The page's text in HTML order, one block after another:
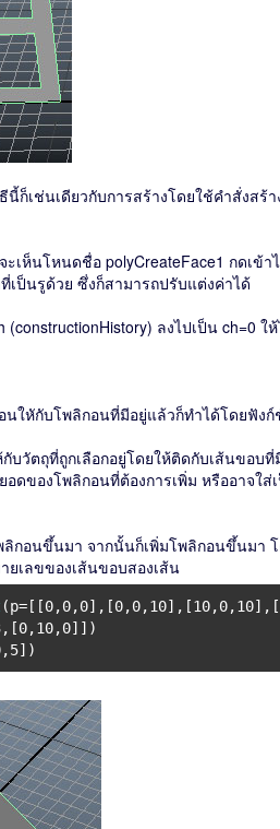
ก็เช่นเดียวกับการสร้างโดยใช้คำสั่งส
ะเห็นโหนดชื่อ polyCreateFace1 กดเข้
เป็นรูด้วย ซึ่งก็สามารถปรับแต่งค่าได้
ลงไปเป็น ch=0
นใหักับโพลิกอนที่มีอยู่แล้วก็ทำได้โดยฟังก์
บวัตถุที่ถูกเลือกอยู่โดยให้ติดกับเส้นขอบ
ดของโพลิกอนที่ต้องการเพิ่ม หรืออาจใ
ลิกอนขึ้นมา จากนั้นก็เพิ่มโพลิกอนขึ้นมา
ยเลขของเส้นขอบสองเส้น